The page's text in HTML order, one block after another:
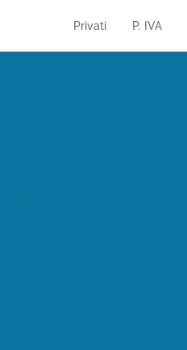
Privati P. IVA